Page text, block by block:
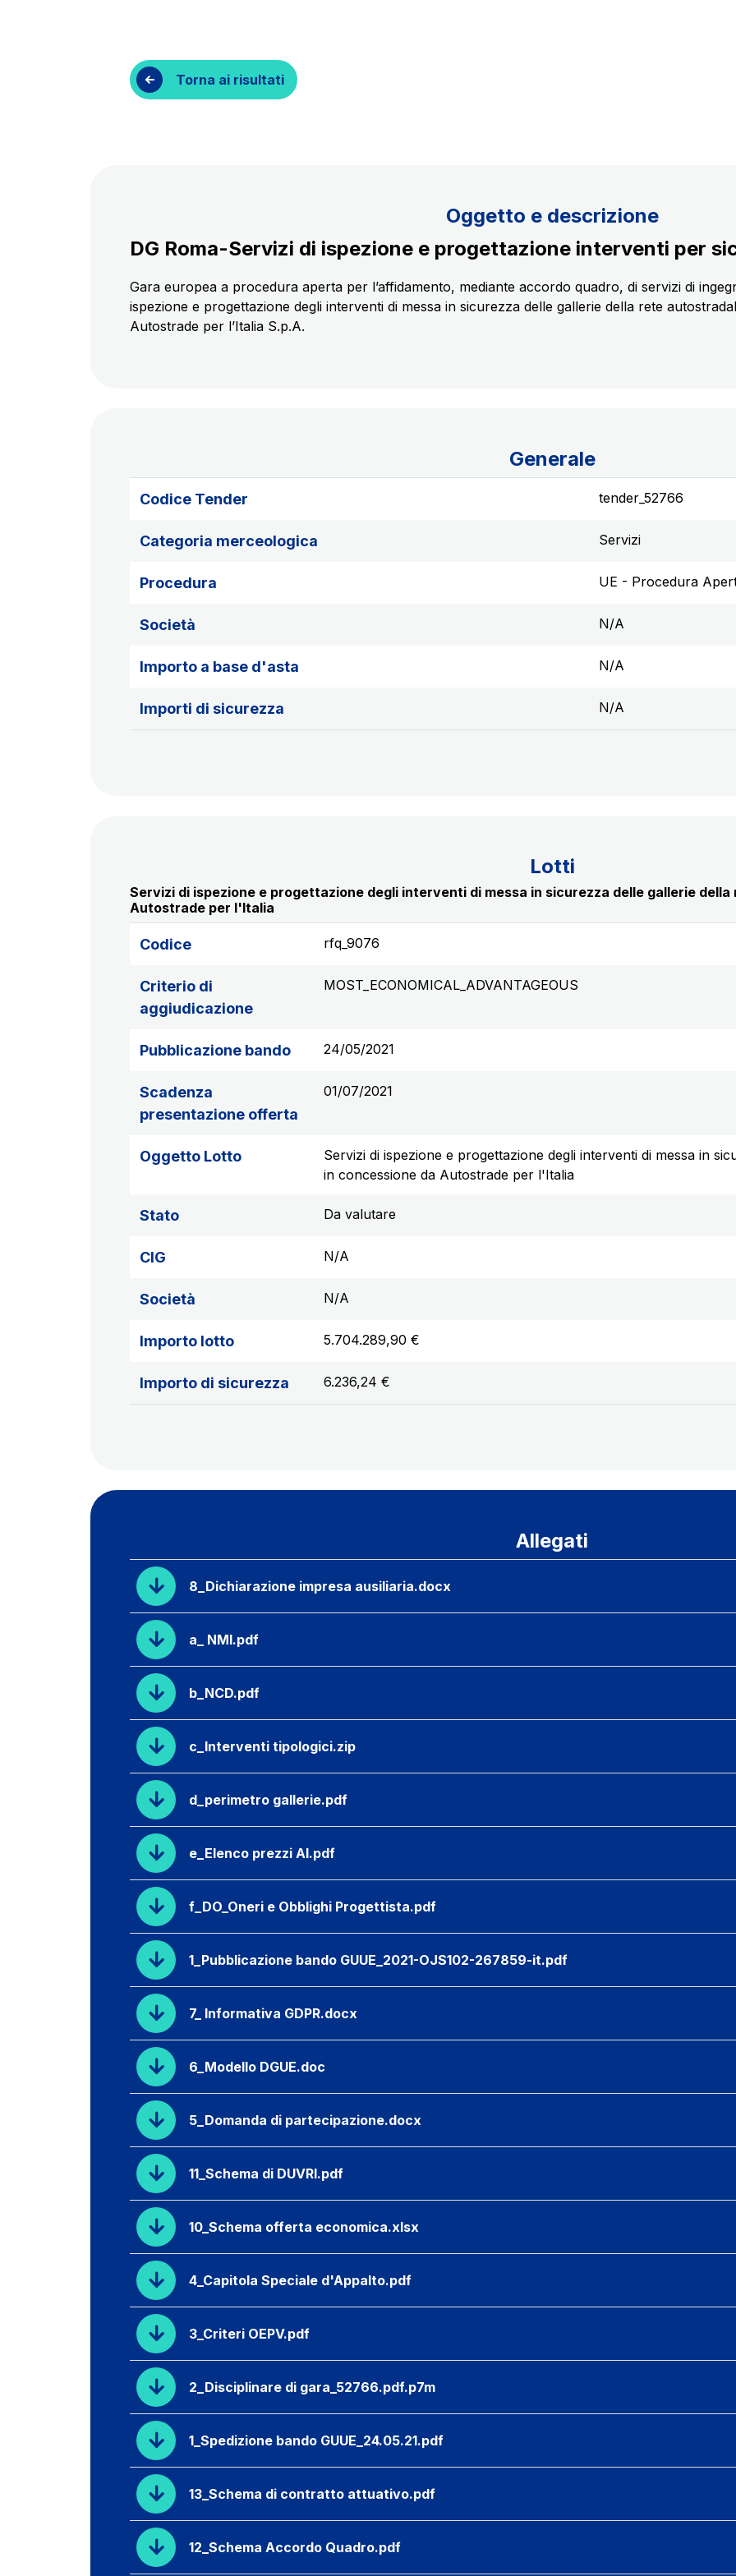
Torna ai risultati
Oggetto e descrizione
DG Roma-Servizi di ispezione e progettazione interventi per
Gara europea a procedura aperta per l’affidamento, mediante accordo quadro, di servizi di
ispezione e progettazione degli interventi di messa in sicurezza delle gallerie della rete
Autostrade per l’Italia S.p.A.
Generale
Codice Tender tender_52766
Categoria merceologica Servizi
Procedura UE - Procedura
Società N/A
Importo a base d'asta N/A
Importi di sicurezza N/A
Lotti
Servizi di ispezione e progettazione degli interventi di messa in sicurezza delle gallerie
Autostrade per l'Italia
Codice rfq_9076
Criterio di
aggiudicazione
MOST_ECONOMICAL_ADVANTAGEOUS
Pubblicazione bando 24/05/2021
Scadenza
presentazione offerta
01/07/2021
Oggetto Lotto
Servizi di ispezione e progettazione degli interventi di messa in
in concessione da Autostrade per l'Italia
Stato Da valutare
CIG N/A
Società N/A
Importo lotto 5.704.289,90 €
Importo di sicurezza 6.236,24 €
Allegati
8_Dichiarazione impresa ausiliaria.docx
a_ NMI.pdf
b_NCD.pdf
c_Interventi tipologici.zip
d_perimetro gallerie.pdf
e_Elenco prezzi AI.pdf
f_DO_Oneri e Obblighi Progettista.pdf
1_Pubblicazione bando GUUE_2021-OJS102-267859-it.pdf
7_ Informativa GDPR.docx
6_Modello DGUE.doc
5_Domanda di partecipazione.docx
11_Schema di DUVRI.pdf
10_Schema offerta economica.xlsx
4_Capitola Speciale d'Appalto.pdf
3_Criteri OEPV.pdf
2_Disciplinare di gara_52766.pdf.p7m
1_Spedizione bando GUUE_24.05.21.pdf
13_Schema di contratto attuativo.pdf
12_Schema Accordo Quadro.pdf